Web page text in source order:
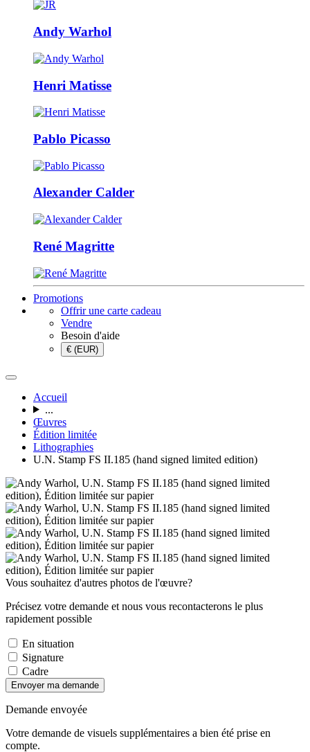
Andy Warhol
Henri Matisse
Pablo Picasso
Alexander Calder
René Magritte
Promotions
Offrir une carte cadeau
Vendre
Besoin d'aide
€ (EUR)
Accueil
...
Œuvres
Édition limitée
Lithographies
U.N. Stamp FS II.185 (hand signed limited edition)
Vous souhaitez d'autres photos de l'œuvre?
Précisez votre demande et nous vous recontacterons le plus
rapidement possible
En situation
Signature
Cadre
Envoyer ma demande
Demande envoyée
Votre demande de visuels supplémentaires a bien été prise en
compte.